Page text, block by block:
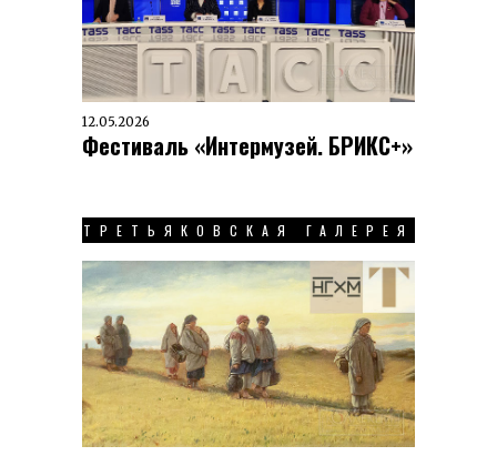
12.05.2026
Фестиваль «Интермузей. БРИКС+»
ТРЕТЬЯКОВСКАЯ ГАЛЕРЕЯ